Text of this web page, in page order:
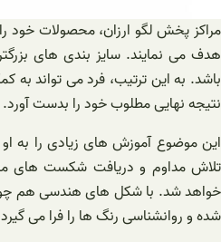
مراکز پخش لگو ارزان، محصولات خود
هدف می نمایند. سایز بندی های
باشد. به این ترتیب، فرد می تواند به
نتیجه نهایی مطلوب خود را بدست آورد.
این موضوع آموزش های زیادی را به او
تلاش مداوم و دریافت شکست های
خواهد شد. با شکل های هندسی هم چون
شده و روانشناسی رنگ ها را فرا می